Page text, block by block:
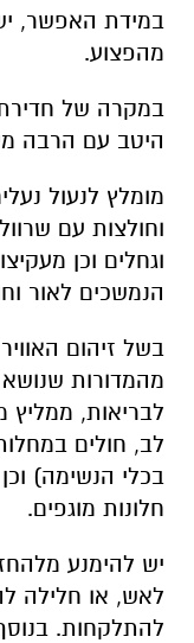
במידת האפשר,
מהפצוע.
במקרה של
היטב עם הרבה
מומלץ לנעול
וחולצות עם
וגחלים וכן
הנמשכים לאור
בשל זיהום
מהמדורות
לבריאות, ממליץ
בכלי הנשימה)
חלונות מוגפים.
יש להימנע
לאש, או חלילה
להתלקחות.